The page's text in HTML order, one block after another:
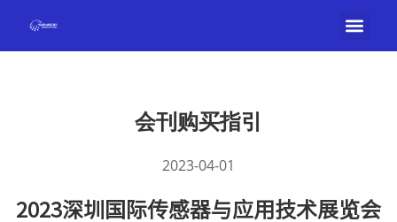
会刊购买指引
2023-04-01
2023深圳国际传感器与应用技术展览会